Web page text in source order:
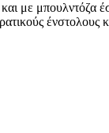
με μπουλντόζα
ένστολους